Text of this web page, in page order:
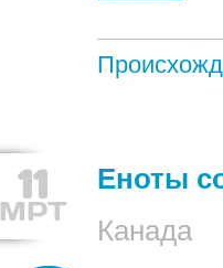
11
МРТ
Еноты
Канада